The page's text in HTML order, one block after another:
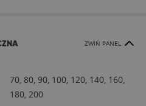
ZWIŃ PANEL
70, 80, 90, 100, 120, 140, 160,
180, 200